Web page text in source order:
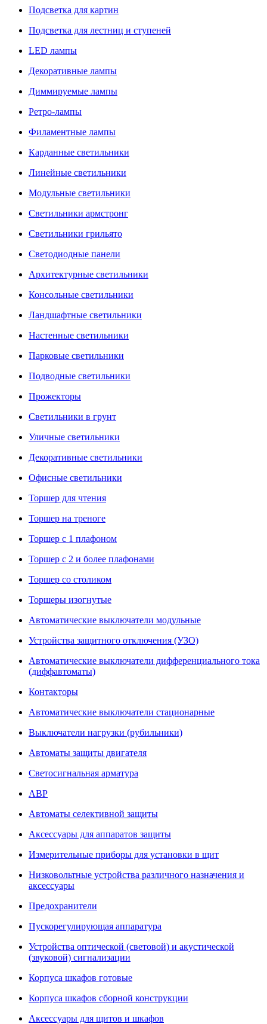
Подсветка для картин
Подсветка для лестниц и ступеней
LED лампы
Декоративные лампы
Диммируемые лампы
Ретро-лампы
Филаментные лампы
Карданные светильники
Линейные светильники
Модульные светильники
Светильники армстронг
Светильники грильято
Светодиодные панели
Архитектурные светильники
Консольные светильники
Ландшафтные светильники
Настенные светильники
Парковые светильники
Подводные светильники
Прожекторы
Светильники в грунт
Уличные светильники
Декоративные светильники
Офисные светильники
Торшер для чтения
Торшер на треноге
Торшер с 1 плафоном
Торшер с 2 и более плафонами
Торшер со столиком
Торшеры изогнутые
Автоматические выключатели модульные
Устройства защитного отключения (УЗО)
Автоматические выключатели дифференциального тока
(диффавтоматы)
Контакторы
Автоматические выключатели стационарные
Выключатели нагрузки (рубильники)
Автоматы защиты двигателя
Светосигнальная арматура
АВР
Автоматы селективной защиты
Аксессуары для аппаратов защиты
Измерительные приборы для установки в щит
Низковольтные устройства различного назначения и
аксессуары
Предохранители
Пускорегулирующая аппаратура
Устройства оптической (световой) и акустической
(звуковой) сигнализации
Корпуса шкафов готовые
Корпуса шкафов сборной конструкции
Аксессуары для щитов и шкафов